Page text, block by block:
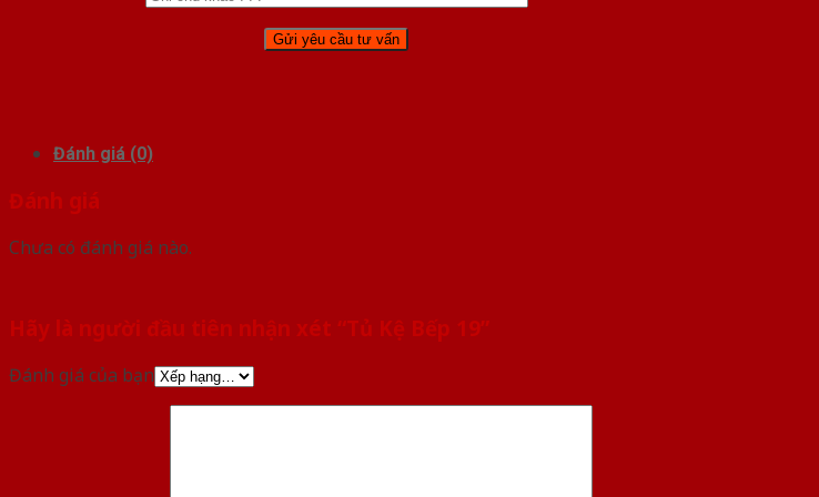
Đánh giá (0)
Đánh giá
Chưa có đánh giá nào.
Hãy là người đầu tiên nhận xét “Tủ Kệ Bếp 19”
Đánh giá của bạn